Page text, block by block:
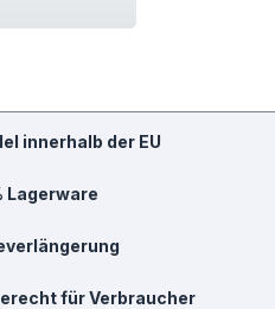
innerhalb der EU
Lagerware
für Verbraucher